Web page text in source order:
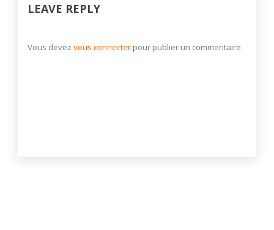
LEAVE REPLY
Vous devezvous connecter pour publier un commentaire.